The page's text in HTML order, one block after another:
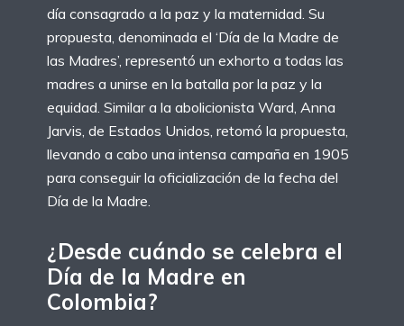
día consagrado a la paz y la maternidad. Su
propuesta, denominada el ‘Día de la Madre de
las Madres’, representó un exhorto a todas las
madres a unirse en la batalla por la paz y la
equidad. Similar a la abolicionista Ward, Anna
Jarvis, de Estados Unidos, retomó la propuesta,
llevando a cabo una intensa campaña en 1905
para conseguir la oficialización de la fecha del
Día de la Madre.
¿Desde cuándo se celebra el
Día de la Madre en
Colombia?